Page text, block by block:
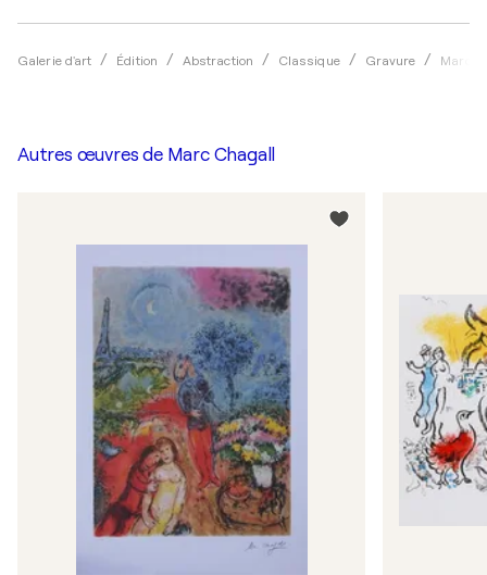
Galerie d'art Édition Abstraction Classique Gravure Marc
Autres œuvres de Marc Chagall